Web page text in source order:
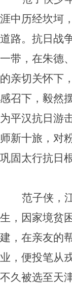
涯中历经坎坷
道路。抗日战
一带，在朱德
的亲切关怀下
感召下，毅然
为平汉抗日游
师新十旅，对
巩固太行抗日
范子侠，
生，因家境贫
建，在亲友的
业，便投笔从
不久被选至天